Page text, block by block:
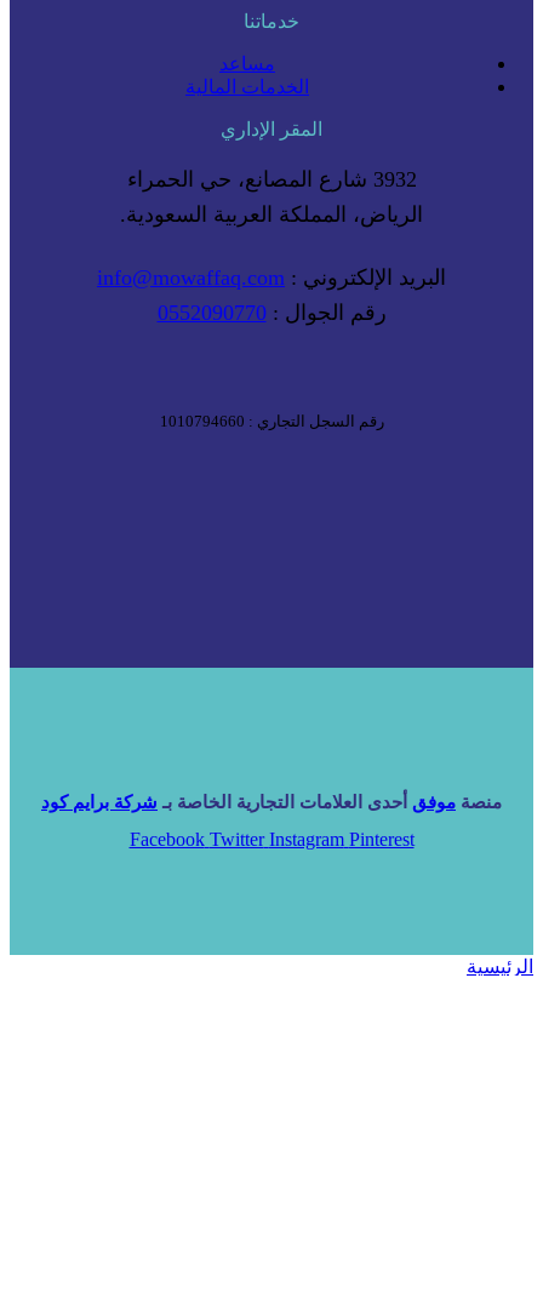
خدماتنا
مساعد
الخدمات المالية
المقر الإداري
3932 شارع المصانع، حي الحمراء
الرياض، المملكة العربية السعودية.
البريد الإلكتروني : info@mowaffaq.com
رقم الجوال :0552090770
رقم السجل التجاري : 1010794660
منصة موفق أحدى العلامات التجارية الخاصة بـ شركة برايم كود
Facebook Twitter Instagram Pinterest
الرئيسية